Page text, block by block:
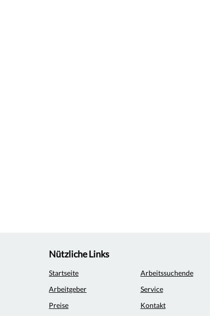
Nützliche Links
Startseite
Arbeitssuchende
Arbeitgeber
Service
Preise
Kontakt